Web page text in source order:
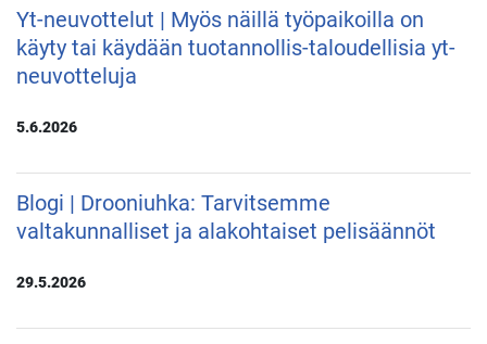
Yt-neuvottelut | Myös näillä työpaikoilla on
käyty tai käydään tuotannollis-taloudellisia yt-
neuvotteluja
5.6.2026
Blogi | Drooniuhka: Tarvitsemme
valtakunnalliset ja alakohtaiset pelisäännöt
29.5.2026